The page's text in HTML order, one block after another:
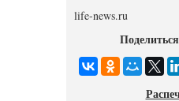
life-news.ru